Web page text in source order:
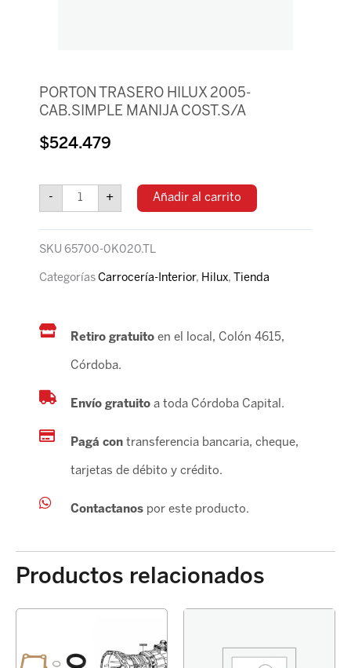
PORTON TRASERO HILUX 2005-
CAB.SIMPLE MANIJA COST.S/A
$524.479
-
TRASERO
HILUX
CAB.SIMPLE
MANIJA
COST.S/A
+ Añadir al carrito
SKU 65700-0K020.TL
Categorías Carrocería-Interior, Hilux, Tienda
Retiro gratuito en el local, Colón 4615,
Córdoba.
Envío gratuitoa toda Córdoba Capital.
Pagá contransferencia bancaria, cheque,
tarjetas de débito y crédito.
Contactanospor este producto.
Productos relacionados